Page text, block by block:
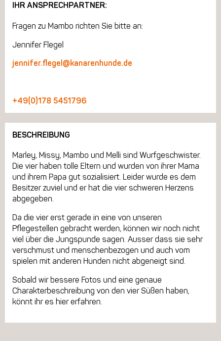
IHR ANSPRECHPARTNER:
Fragen zu Mambo richten Sie bitte an:
Jennifer Flegel
jennifer.flegel@kanarenhunde.de
+49(0)178 5451796
BESCHREIBUNG
Marley, Missy, Mambo und Melli sind Wurfgeschwister.
Die vier haben tolle Eltern und wurden von ihrer Mama
und ihrem Papa gut sozialisiert. Leider wurde es dem
Besitzer zuviel und er hat die vier schweren Herzens
abgegeben.
Da die vier erst gerade in eine von unseren
Pflegestellen gebracht werden, können wir noch nicht
viel über die Jungspunde sagen. Ausser dass sie sehr
verschmust und menschenbezogen und auch vom
spielen mit anderen Hunden nicht abgeneigt sind.
Sobald wir bessere Fotos und eine genaue
Charakterbeschreibung von den vier Süßen haben,
könnt ihr es hier erfahren.